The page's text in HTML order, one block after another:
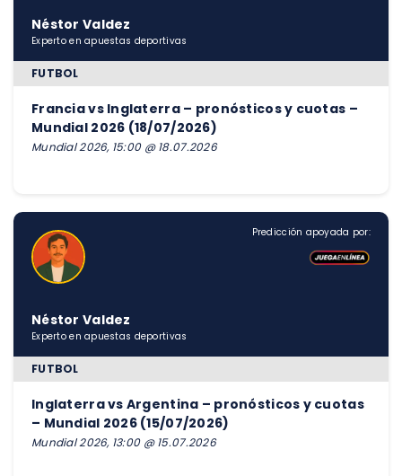
Néstor Valdez
Experto en apuestas deportivas
FUTBOL
Francia vs Inglaterra – pronósticos y cuotas –
Mundial 2026 (18/07/2026)
Mundial 2026, 15:00 @ 18.07.2026
Predicción apoyada por:
Néstor Valdez
Experto en apuestas deportivas
FUTBOL
Inglaterra vs Argentina – pronósticos y cuotas
– Mundial 2026 (15/07/2026)
Mundial 2026, 13:00 @ 15.07.2026